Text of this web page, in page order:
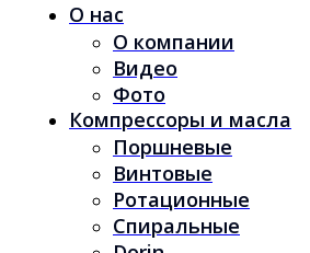
О нас
О компании
Видео
Фото
Компрессоры и масла
Поршневые
Винтовые
Ротационные
Спиральные